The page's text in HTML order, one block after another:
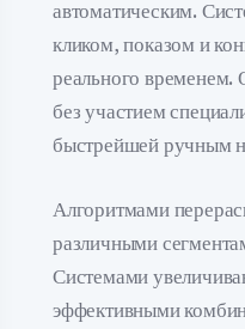
автоматическим.
кликом, показом и
реального временем.
без участием
быстрейшей ручным
Алгоритмами
различными
Системами
эффективными